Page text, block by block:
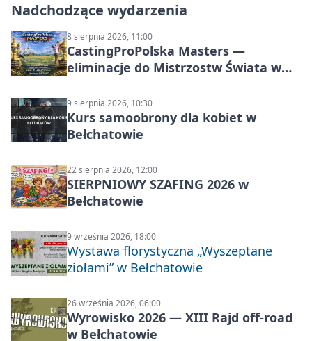
Nadchodzące wydarzenia
8 sierpnia 2026, 11:00
CastingProPolska Masters —
eliminacje do Mistrzostw Świata w
9 sierpnia 2026, 10:30
Kurs samoobrony dla kobiet w
Bełchatowie
22 sierpnia 2026, 12:00
SIERPNIOWY SZAFING 2026 w
Bełchatowie
9 września 2026, 18:00
Wystawa florystyczna „Wyszeptane
ziołami” w Bełchatowie
26 września 2026, 06:00
Wyrowisko 2026 — XIII Rajd off‑road
w Bełchatowie